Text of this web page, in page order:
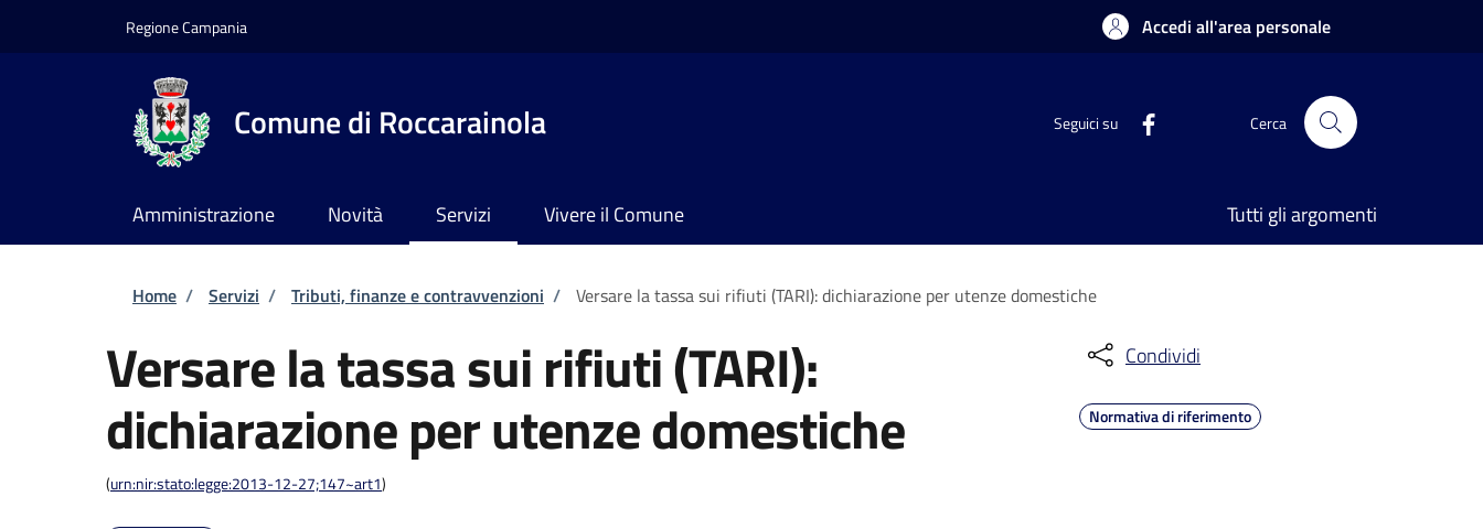
Regione Campania Accedi all'area personale
Comune di Roccarainola Seguici su Cerca
Amministrazione Novità Servizi Vivere il Comune Tutti gli argomenti
Briciole di pane
Home / Servizi / Tributi, finanze e contravvenzioni / Versare la tassa sui rifiuti (TARI): dichiarazione per utenze domestiche
Versare la tassa sui rifiuti (TARI):
dichiarazione per utenze domestiche
(urn:nir:stato:legge:2013-12-27;147~art1)
Condividi
Normativa di riferimento